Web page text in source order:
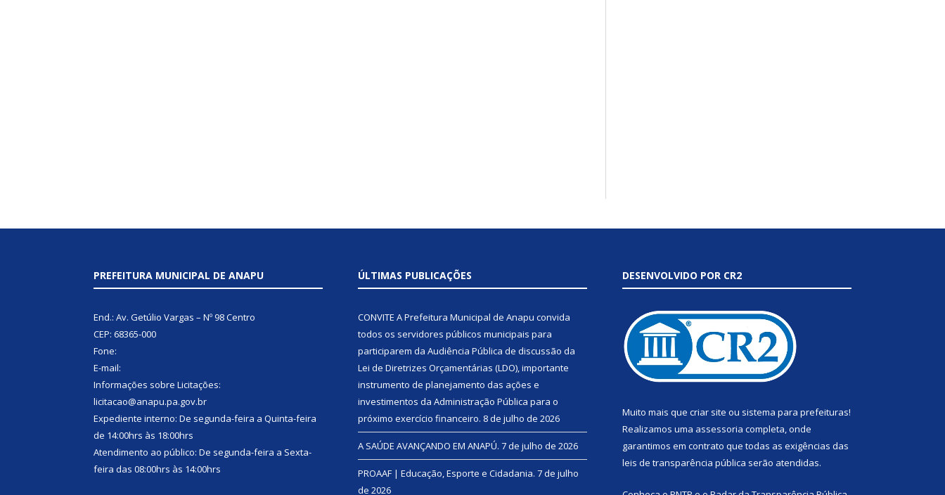
PREFEITURA MUNICIPAL DE ANAPU
End.: Av. Getúlio Vargas – Nº 98 Centro
CEP: 68365-000
Fone:
E-mail:
Informações sobre Licitações:
licitacao@anapu.pa.gov.br
Expediente interno: De segunda-feira a Quinta-feira
de 14:00hrs às 18:00hrs
Atendimento ao público: De segunda-feira a Sexta-
feira das 08:00hrs às 14:00hrs
ÚLTIMAS PUBLICAÇÕES
CONVITE A Prefeitura Municipal de Anapu convida
todos os servidores públicos municipais para
participarem da Audiência Pública de discussão da
Lei de Diretrizes Orçamentárias (LDO), importante
instrumento de planejamento das ações e
investimentos da Administração Pública para o
próximo exercício financeiro. 8 de julho de 2026
A SAÚDE AVANÇANDO EM ANAPÚ. 7 de julho de 2026
PROAAF | Educação, Esporte e Cidadania. 7 de julho
de 2026
DESENVOLVIDO POR CR2
Muito mais que criar site ou sistema para prefeituras!
Realizamos uma assessoria completa, onde
garantimos em contrato que todas as exigências das
leis de transparência pública serão atendidas.